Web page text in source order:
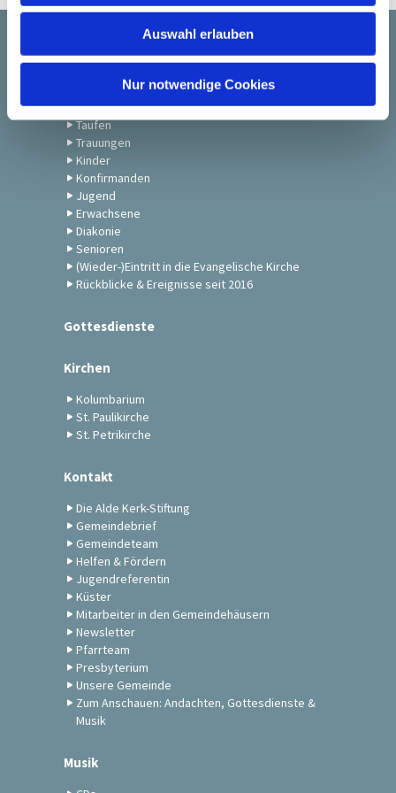
Auswahl erlauben
Nur notwendige Cookies
Startseite
Gemeindeleben
Taufen
Trauungen
Kinder
Konfirmanden
Jugend
Erwachsene
Diakonie
Senioren
(Wieder-)Eintritt in die Evangelische Kirche
Rückblicke & Ereignisse seit 2016
Gottesdienste
Kirchen
Kolumbarium
St. Paulikirche
St. Petrikirche
Kontakt
Die Alde Kerk-Stiftung
Gemeindebrief
Gemeindeteam
Helfen & Fördern
Jugendreferentin
Küster
Mitarbeiter in den Gemeindehäusern
Newsletter
Pfarrteam
Presbyterium
Unsere Gemeinde
Zum Anschauen: Andachten, Gottesdienste &
Musik
Musik